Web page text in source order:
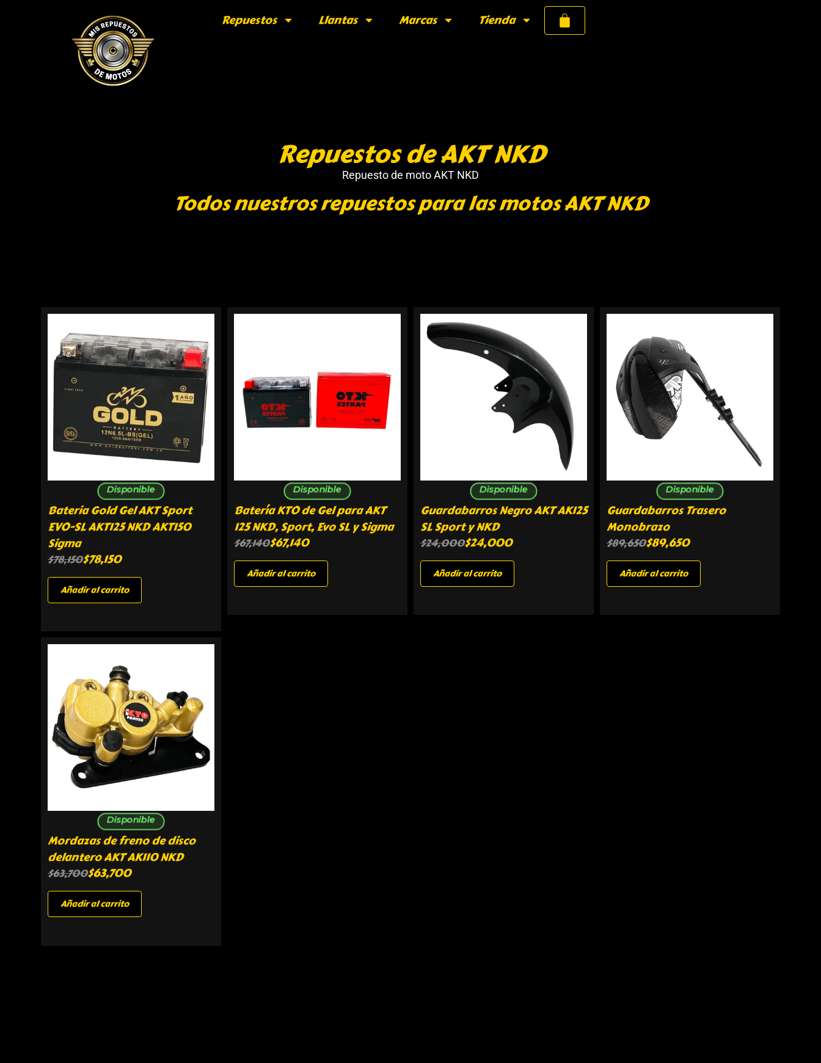
Repuestos Llantas Marcas Tienda
Repuestos de AKT NKD
Repuesto de moto AKT NKD
Todos nuestros repuestos para las motos AKT NKD
Disponible
Bateria Gold Gel AKT Sport
EVO-SL AKT125 NKD AKT150
Sigma
$78,150$78,150
Añadir al carrito
Disponible
Batería KTO de Gel para AKT
125 NKD, Sport, Evo SL y Sigma
$67,140$67,140
Añadir al carrito
Disponible
Guardabarros Negro AKT AK125
SL Sport y NKD
$24,000$24,000
Añadir al carrito
Disponible
Guardabarros Trasero
Monobrazo
$89,650$89,650
Añadir al carrito
Disponible
Mordazas de freno de disco
delantero AKT AK110 NKD
$63,700$63,700
Añadir al carrito